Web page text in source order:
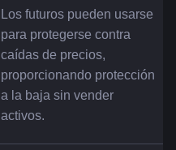
Los futuros pueden usarse
para protegerse contra
caídas de precios,
proporcionando protección
a la baja sin vender
activos.